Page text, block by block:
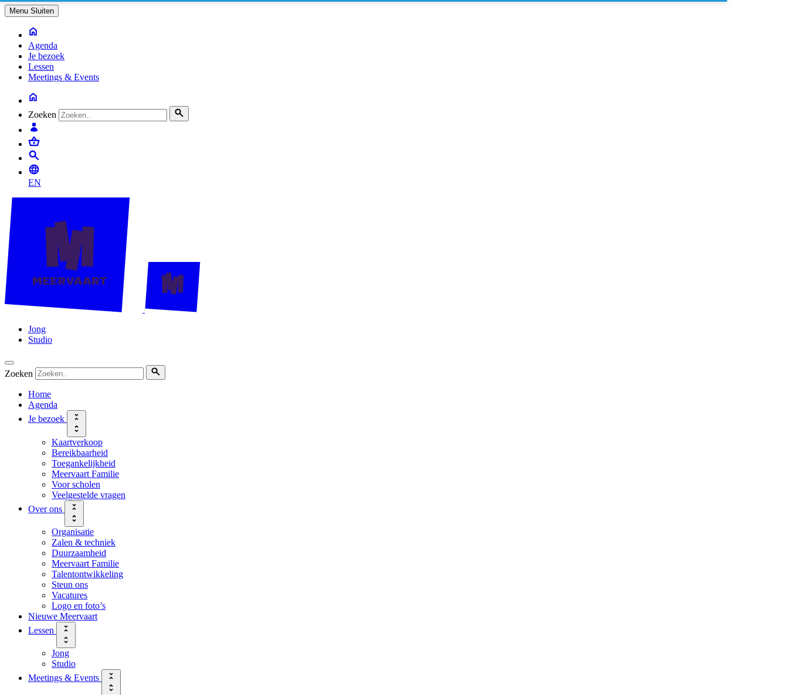
Menu Sluiten
Agenda
Je bezoek
Lessen
Meetings & Events
Zoeken
EN
Jong
Studio
Zoeken
Home
Agenda
Je bezoek
Kaartverkoop
Bereikbaarheid
Toegankelijkheid
Meervaart Familie
Voor scholen
Veelgestelde vragen
Over ons
Organisatie
Zalen & techniek
Duurzaamheid
Meervaart Familie
Talentontwikkeling
Steun ons
Vacatures
Logo en foto’s
Nieuwe Meervaart
Lessen
Jong
Studio
Meetings & Events